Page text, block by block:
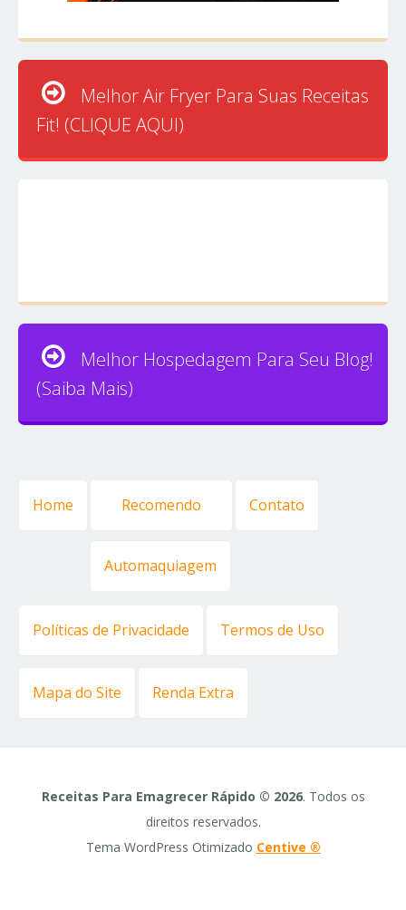
Melhor Air Fryer Para Suas Receitas
Fit! (CLIQUE AQUI)
Melhor Hospedagem Para Seu Blog!
(Saiba Mais)
Home Recomendo
Automaquiagem
Contato
Políticas de Privacidade Termos de Uso
Mapa do Site Renda Extra
Receitas Para Emagrecer Rápido © 2026. Todos os
direitos reservados.
Tema WordPress Otimizado Centive ®